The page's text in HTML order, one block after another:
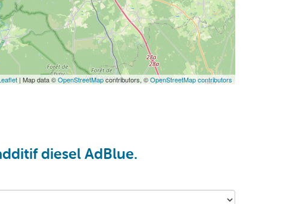
| Map data ©OpenStreetMapcontributors, ©OpenStreetMap contributors
diesel AdBlue.